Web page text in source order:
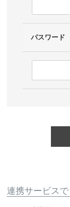
パスワード
連携サービスで